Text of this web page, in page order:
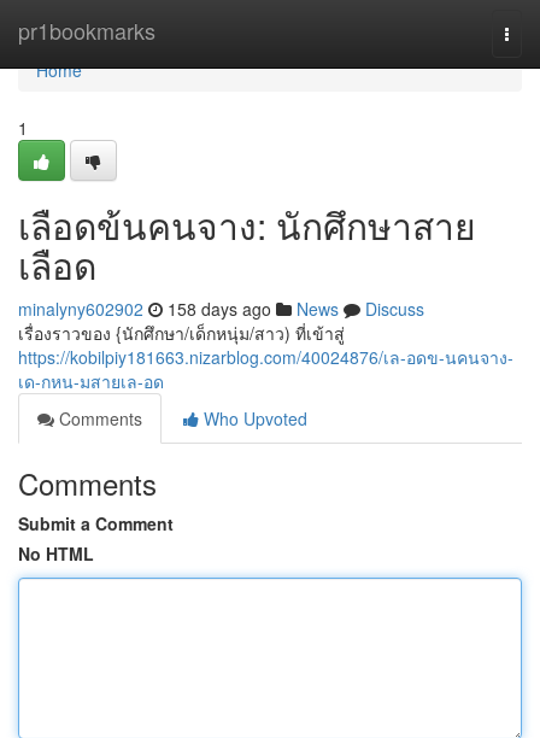
pr1bookmarks
Home
Home
1
เลือดข้นคนจาง: นักศึกษาสาย
เลือด
minalyny602902 158 days ago News
Discuss
เรื่องราวของ {นักศึกษา/เด็กหนุ่ม/สาว) ที่เข้าสู่
https://kobilpiy181663.nizarblog.com/40024876/เล-อดข-นคนจาง-
เด-กหน-มสายเล-อด
Comments
Who Upvoted
Comments
Submit a Comment
No HTML